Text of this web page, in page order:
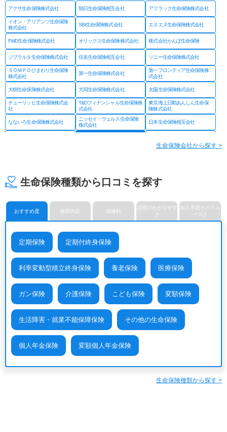
アクサ生命保険株式会社 朝日生命保険相互会社 アフラック生命保険株式会社
イオン・アリアンツ生命保険
株式会社
SBI生命保険株式会社 エヌエヌ生命保険株式会社
FWD生命保険株式会社 オリックス生命保険株式会社 株式会社かんぽ生命保険
ジブラルタ生命保険株式会社 住友生命保険相互会社 ソニー生命保険株式会社
ＳＯＭＰＯひまわり生命保険
株式会社
第一生命保険株式会社
第一フロンティア生命保険株
式会社
大樹生命保険株式会社 大同生命保険株式会社 太陽生命保険株式会社
チューリッヒ生命保険株式会
社
T&Dフィナンシャル生命保険株
式会社
東京海上日動あんしん生命保
険株式会社
なないろ生命保険株式会社
ニッセイ・ウェルス生命保険
株式会社
日本生命保険相互会社
みどり生命保険株式会社 明治安田生命保険相互会社
メットライフ生命保険株式会
メディケア生命保険株式会社 楽天生命保険株式会社
生命保険会社から探す >
生命保険種類から口コミを探す
おすすめ度 保障内容 保険料
説明のわかりやす
さ
加入手続きのスム
ーズさ
定期保険 定期付終身保険
利率変動型積立終身保険 養老保険 医療保険
ガン保険 介護保険 こども保険 変額保険
生活障害・就業不能保障保険 その他の生命保険
個人年金保険 変額個人年金保険
生命保険種類から探す >